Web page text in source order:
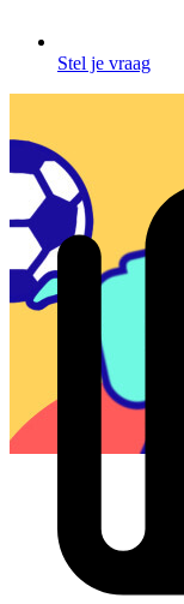
Stel je vraag